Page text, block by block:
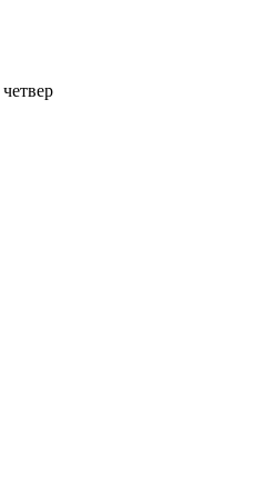
четвер